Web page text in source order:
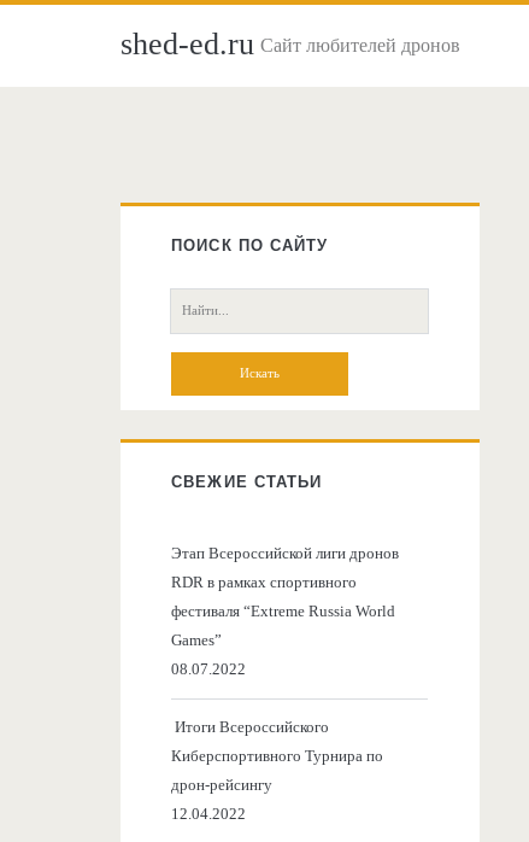
shed-ed.ru Сайт любителей дронов
Главная
боковая
колонка
ПОИСК ПО САЙТУ
Поиск:
СВЕЖИЕ СТАТЬИ
Этап Всероссийской лиги дронов
RDR в рамках спортивного
фестиваля “Extreme Russia World
Games”
08.07.2022
Итоги Всероссийского
Киберспортивного Турнира по
дрон-рейсингу
12.04.2022